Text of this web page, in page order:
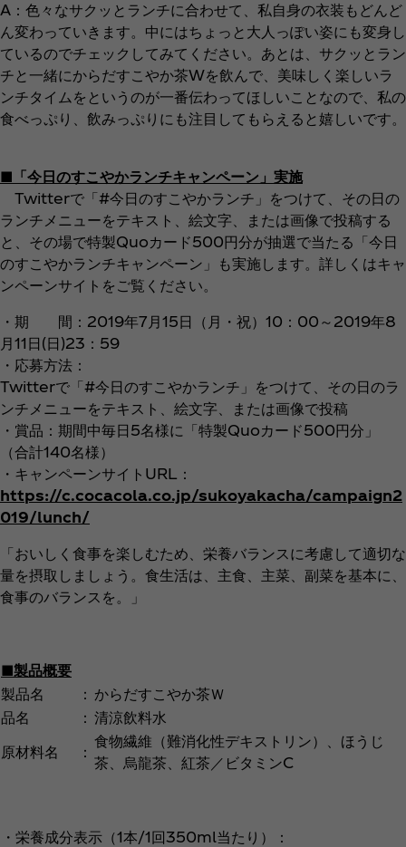
A：色々なサクッとランチに合わせて、私自身の衣装もどんど
ん変わっていきます。中にはちょっと大人っぽい姿にも変身し
ているのでチェックしてみてください。あとは、サクッとラン
チと一緒にからだすこやか茶Wを飲んで、美味しく楽しいラ
ンチタイムをというのが一番伝わってほしいことなので、私の
食べっぷり、飲みっぷりにも注目してもらえると嬉しいです。
■「今日のすこやかランチキャンペーン」実施
Twitterで「#今日のすこやかランチ」をつけて、その日の
ランチメニューをテキスト、絵文字、または画像で投稿する
と、その場で特製Quoカード500円分が抽選で当たる「今日
のすこやかランチキャンペーン」も実施します。詳しくはキャ
ンペーンサイトをご覧ください。
・期 間：2019年7月15日（月・祝）10：00～2019年8
月11日(日)23：59
・応募方法：
Twitterで「#今日のすこやかランチ」をつけて、その日のラ
ンチメニューをテキスト、絵文字、または画像で投稿
・賞品：期間中毎日5名様に「特製Quoカード500円分」
（合計140名様）
・キャンペーンサイトURL：
https://c.cocacola.co.jp/sukoyakacha/campaign2
019/lunch/
「おいしく食事を楽しむため、栄養バランスに考慮して適切な
量を摂取しましょう。食生活は、主食、主菜、副菜を基本に、
食事のバランスを。」
■製品概要
製品名
： からだすこやか茶Ｗ
品名
： 清涼飲料水
原材料名
：
食物繊維（難消化性デキストリン）、ほうじ
茶、烏龍茶、紅茶／ビタミンC
・栄養成分表示（1本/1回350ml当たり）：